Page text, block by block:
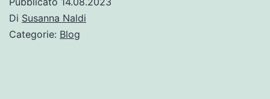
Di Susanna Naldi
Categorie: Blog